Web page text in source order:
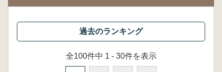
全100件中 1 - 30件を表示